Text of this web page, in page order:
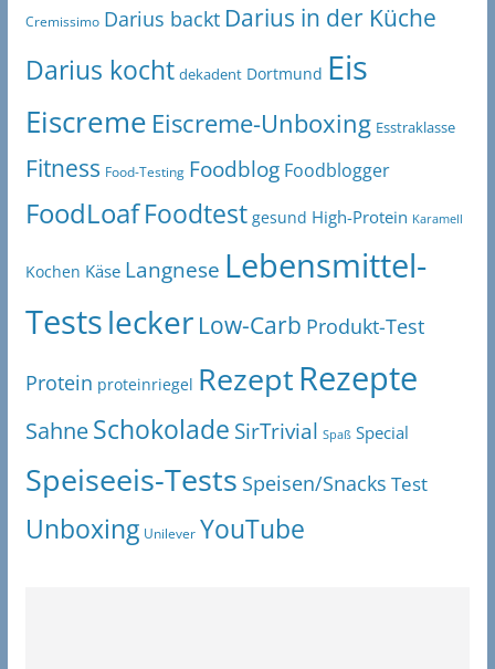
Cremissimo Darius backt Darius in der Küche
Darius kocht dekadent Dortmund Eis
Eiscreme Eiscreme-Unboxing Esstraklasse
Fitness Food-Testing Foodblog Foodblogger
FoodLoaf Foodtest gesund High-Protein Karamell
Kochen Käse Langnese Lebensmittel-
Testslecker Low-Carb Produkt-Test
Protein proteinriegel RezeptRezepte
SahneSchokolade SirTrivial Spaß Special
Speiseeis-Tests Speisen/Snacks Test
Unboxing Unilever YouTube